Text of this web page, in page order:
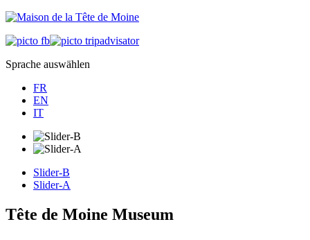
Sprache auswählen
FR
EN
IT
Slider-B
Slider-A
Tête de Moine Museum